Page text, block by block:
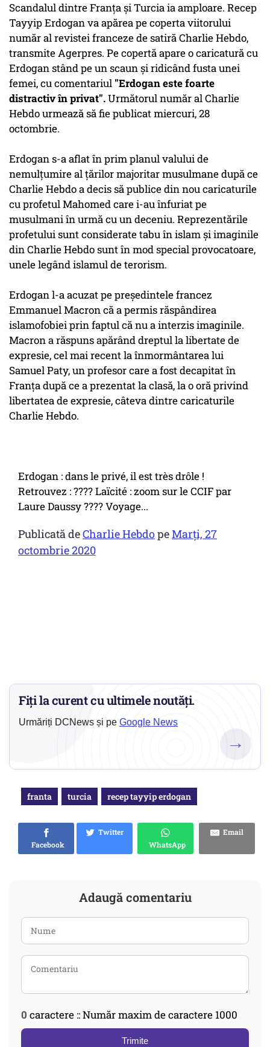
Scandalul dintre Franța și Turcia ia amploare. Recep
Tayyip Erdogan va apărea pe coperta viitorului
număr al revistei franceze de satiră Charlie Hebdo,
transmite Agerpres. Pe copertă apare o caricatură cu
Erdogan stând pe un scaun şi ridicând fusta unei
femei, cu comentariul "Erdogan este foarte
distractiv în privat".Următorul număr al Charlie
Hebdo urmează să fie publicat miercuri, 28
octombrie.
Erdogan s-a aflat în prim planul valului de
nemulţumire al ţărilor majoritar musulmane după ce
Charlie Hebdo a decis să publice din nou caricaturile
cu profetul Mahomed care i-au înfuriat pe
musulmani în urmă cu un deceniu. Reprezentările
profetului sunt considerate tabu în islam şi imaginile
din Charlie Hebdo sunt în mod special provocatoare,
unele legând islamul de terorism.
Erdogan l-a acuzat pe preşedintele francez
Emmanuel Macron că a permis răspândirea
islamofobiei prin faptul că nu a interzis imaginile.
Macron a răspuns apărând dreptul la libertate de
expresie, cel mai recent la înmormântarea lui
Samuel Paty, un profesor care a fost decapitat în
Franţa după ce a prezentat la clasă, la o oră privind
libertatea de expresie, câteva dintre caricaturile
Charlie Hebdo.
Erdogan : dans le privé, il est très drôle !
Retrouvez : ???? Laïcité : zoom sur le CCIF par
Laure Daussy ???? Voyage...
Publicată deCharlie HebdopeMarţi, 27
octombrie 2020
Fiți la curent cu ultimele noutăți.
Urmăriți DCNews și pe Google News
→
franta turcia recep tayyip erdogan
Facebook
Twitter
WhatsApp
Email
Adaugă comentariu
0 caractere :: Număr maxim de caractere 1000
Trimite